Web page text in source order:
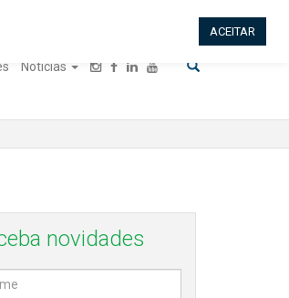
Notícias
novidades
ACEITAR